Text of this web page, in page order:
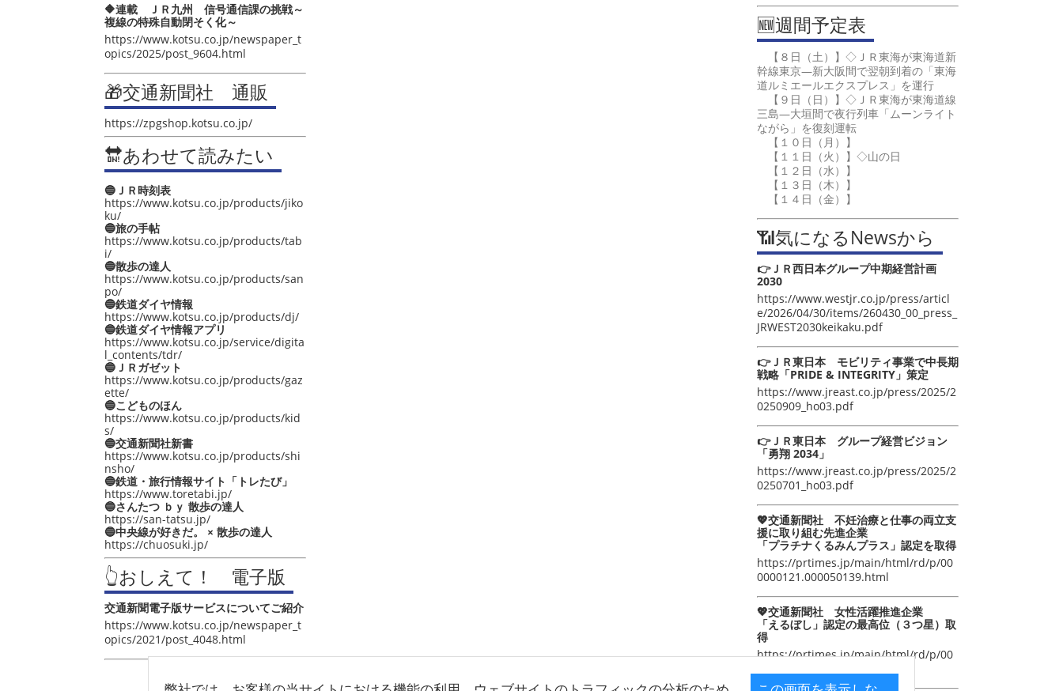
🔶連載 ＪＲ九州 信号通信課の挑戦～
複線の特殊自動閉そく化～
https://www.kotsu.co.jp/newspaper_t
opics/2025/post_9604.html
🎁交通新聞社 通販
https://zpgshop.kotsu.co.jp/
🔛あわせて読みたい
🔵ＪＲ時刻表
https://www.kotsu.co.jp/products/jiko
ku/
🔵旅の手帖
https://www.kotsu.co.jp/products/tab
i/
🔵散歩の達人
https://www.kotsu.co.jp/products/san
po/
🔵鉄道ダイヤ情報
https://www.kotsu.co.jp/products/dj/
🔵鉄道ダイヤ情報アプリ
https://www.kotsu.co.jp/service/digita
l_contents/tdr/
🔵ＪＲガゼット
https://www.kotsu.co.jp/products/gaz
ette/
🔵こどものほん
https://www.kotsu.co.jp/products/kid
s/
🔵交通新聞社新書
https://www.kotsu.co.jp/products/shi
nsho/
🔵鉄道・旅行情報サイト「トレたび」
https://www.toretabi.jp/
🔵さんたつ ｂｙ 散歩の達人
https://san-tatsu.jp/
🔵中央線が好きだ。 × 散歩の達人
https://chuosuki.jp/
👆おしえて！ 電子版
交通新聞電子版サービスについてご紹介
https://www.kotsu.co.jp/newspaper_t
opics/2021/post_4048.html
🆕週間予定表
【８日（土）】◇ＪＲ東海が東海道新
幹線東京―新大阪間で翌朝到着の「東海
道ルミエールエクスプレス」を運行
【９日（日）】◇ＪＲ東海が東海道線
三島―大垣間で夜行列車「ムーンライト
ながら」を復刻運転
【１０日（月）】
【１１日（火）】◇山の日
【１２日（水）】
【１３日（木）】
【１４日（金）】
📶気になるNewsから
👉ＪＲ西日本グループ中期経営計画
2030
https://www.westjr.co.jp/press/articl
e/2026/04/30/items/260430_00_press_
JRWEST2030keikaku.pdf
👉ＪＲ東日本 モビリティ事業で中長期
戦略「PRIDE & INTEGRITY」策定
https://www.jreast.co.jp/press/2025/2
0250909_ho03.pdf
👉ＪＲ東日本 グループ経営ビジョン
「勇翔 2034」
https://www.jreast.co.jp/press/2025/2
0250701_ho03.pdf
💖交通新聞社 不妊治療と仕事の両立支
援に取り組む先進企業
「プラチナくるみんプラス」認定を取得
https://prtimes.jp/main/html/rd/p/00
0000121.000050139.html
💖交通新聞社 女性活躍推進企業
「えるぼし」認定の最高位（３つ星）取
得
https://prtimes.jp/main/html/rd/p/00